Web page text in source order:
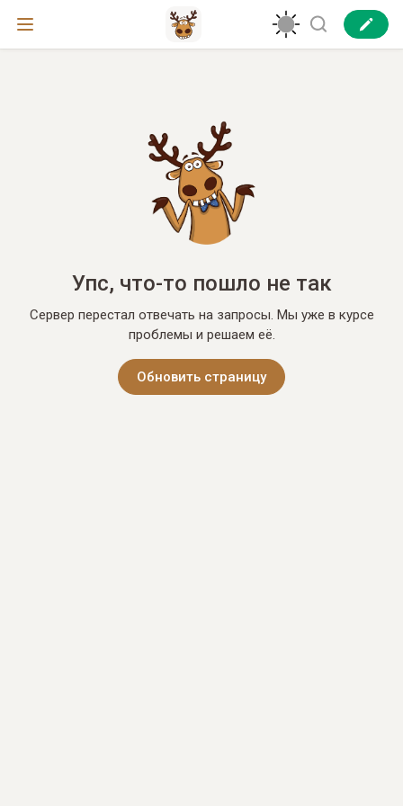
Упс, что-то пошло не так
Сервер перестал отвечать на запросы. Мы уже в курсе
проблемы и решаем её.
Обновить страницу